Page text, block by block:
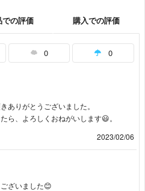
での評価 購入での評価
0 0
ありがとうございました。
ら、よろしくおねがいします😃。
2023/02/06
ざいました😊